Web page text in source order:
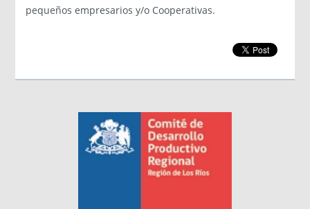
pequeños empresarios y/o Cooperativas.